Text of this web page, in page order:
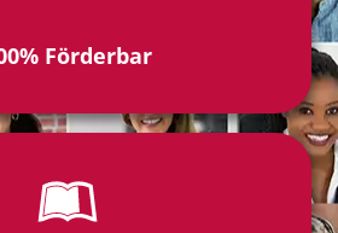
Förderbar